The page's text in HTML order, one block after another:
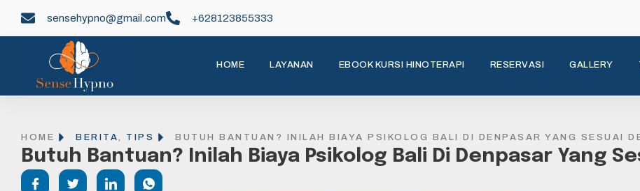
sensehypno@gmail.com +628123855333
HOME LAYANAN EBOOK KURSI HINOTERAPI RESERVASI GALLERY
HOME BERITA, TIPS BUTUH BANTUAN? INILAH BIAYA PSIKOLOG BALI DI DENPASAR YANG SESUAI
Butuh Bantuan? Inilah Biaya Psikolog Bali Di Denpasar Yang